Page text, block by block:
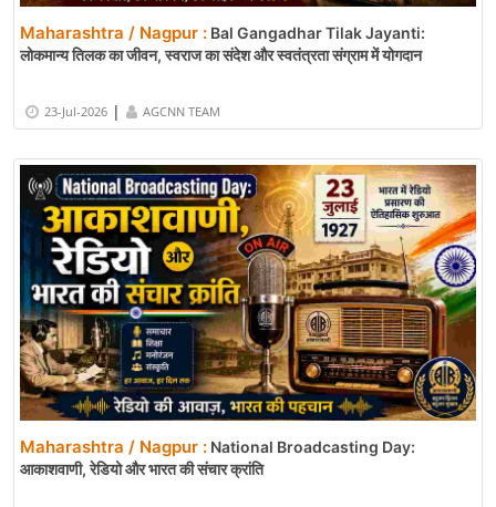
Maharashtra / Nagpur : Bal Gangadhar Tilak Jayanti:
लोकमान्य तिलक का जीवन, स्वराज का संदेश और स्वतंत्रता संग्राम में योगदान
23-Jul-2026 | AGCNN TEAM
Maharashtra / Nagpur : National Broadcasting Day:
आकाशवाणी, रेडियो और भारत की संचार क्रांति